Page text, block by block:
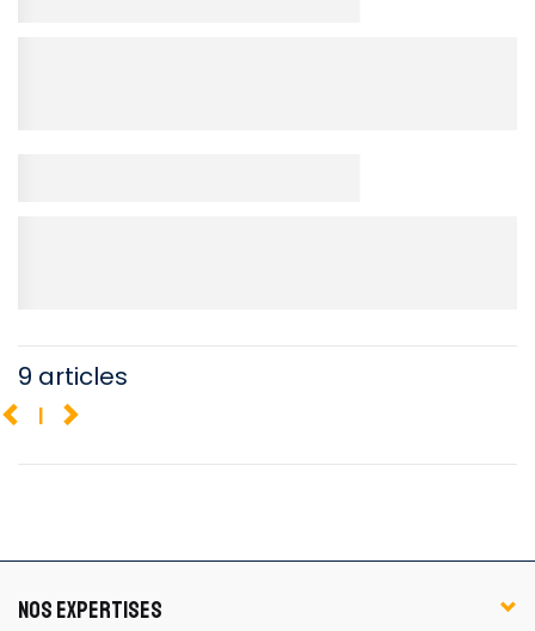
9 articles
1
NOS EXPERTISES